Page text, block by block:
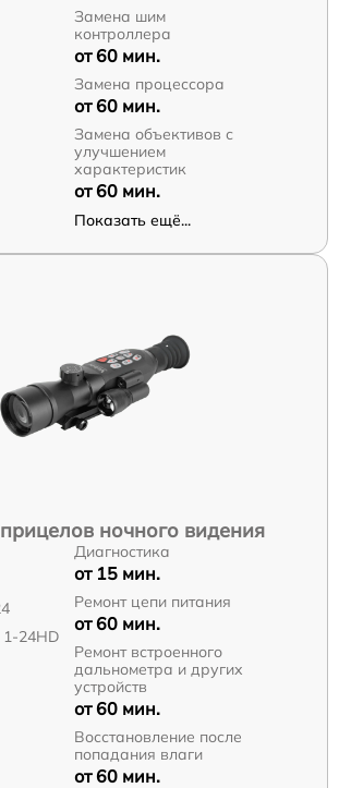
Замена шим
контроллера
от 60 мин.
Замена процессора
от 60 мин.
Замена объективов с
улучшением
характеристик
от 60 мин.
Показать ещё...
ночного видения
24HD
Диагностика
от 15 мин.
Ремонт цепи питания
от 60 мин.
Ремонт встроенного
дальнометра и других
устройств
от 60 мин.
Восстановление после
попадания влаги
от 60 мин.